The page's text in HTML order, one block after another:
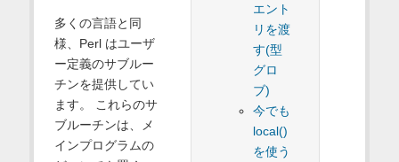
エント
リを渡
す(型
グロ
ブ)
今でも
local()
を使う
多くの言語と同
様、Perl はユーザ
ー定義のサブルー
チンを提供してい
ます。 これらのサ
ブルーチンは、メ
インプログラムの